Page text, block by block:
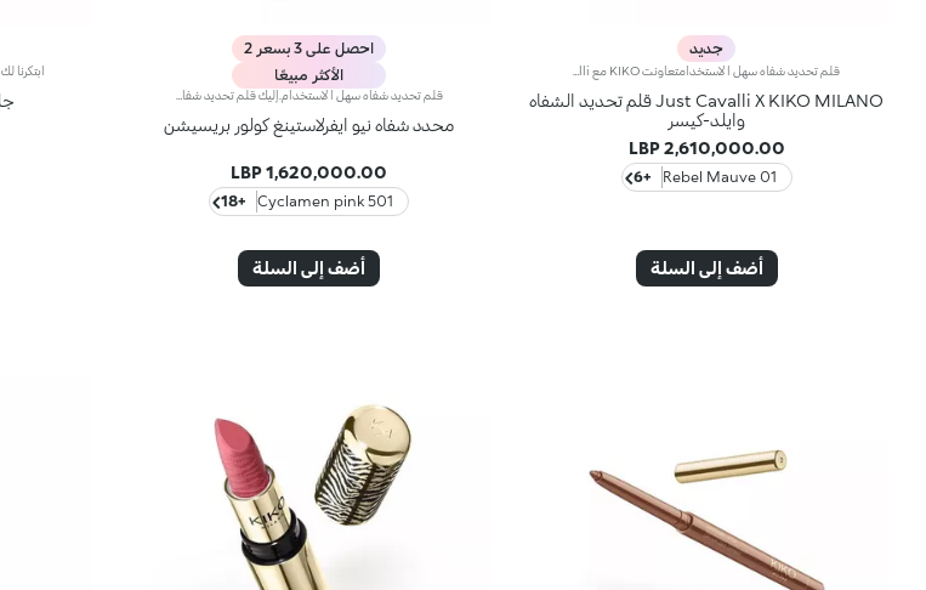
جديد
Just Cavalli X KIKO MILANO قلم تحديد الشفاه
وايلد-كيسر
2,610,000.00 LBP
01 Rebel Mauve
+6
أضف إلى السلة
احصل على 3 بسعر 2
الأكثر مبيعًا
محدد شفاه نيو ايفرلاستينغ كولور بريسيشن
1,620,000.00 LBP
501 Cyclamen pink
+18
أضف إلى السلة